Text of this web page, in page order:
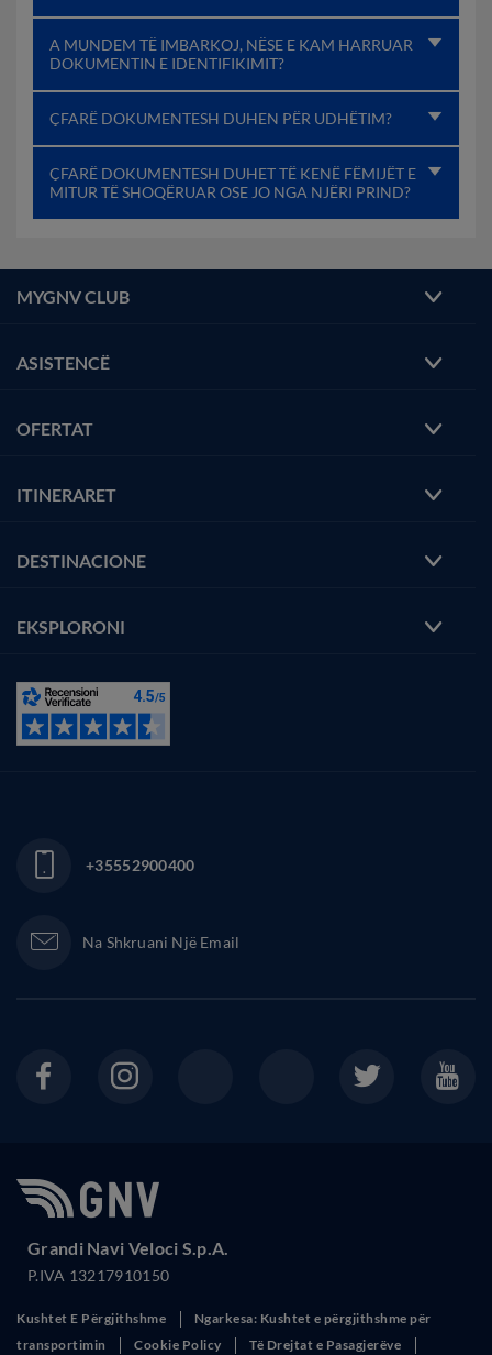
A MUNDEM TË IMBARKOJ, NËSE E KAM HARRUAR
DOKUMENTIN E IDENTIFIKIMIT?
ÇFARË DOKUMENTESH DUHEN PËR UDHËTIM?
ÇFARË DOKUMENTESH DUHET TË KENË FËMIJËT E
MITUR TË SHOQËRUAR OSE JO NGA NJËRI PRIND?
MYGNV CLUB
ASISTENCË
OFERTAT
ITINERARET
DESTINACIONE
EKSPLORONI
+35552900400
Na Shkruani Një Email
Grandi Navi Veloci S.p.A.
P.IVA 13217910150
Kushtet E Përgjithshme
Ngarkesa: Kushtet e përgjithshme për
transportimin
Cookie Policy Të Drejtat e Pasagjerëve